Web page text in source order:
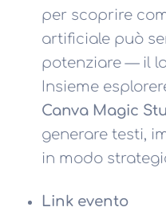
per scoprire
artificiale può
potenziare — il
Insieme
Canva Magic
generare testi,
in modo
Link evento